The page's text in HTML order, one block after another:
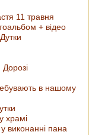
11 травня
+ відео
в нашому
храмі
виконанні пана